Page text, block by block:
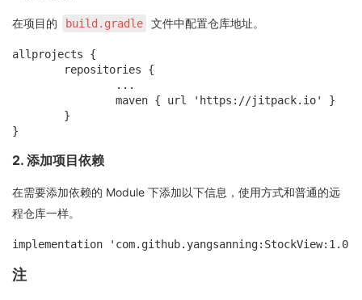
在项目的 build.gradle 文件中配置仓库地址。
allprojects {
2. 添加项目依赖
在需要添加依赖的 Module 下添加以下信息，使用方式和普通的远
程仓库一样。
注